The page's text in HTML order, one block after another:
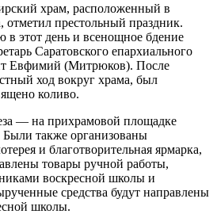
храм, расположенный в
отметил престольный праздник.
этот день и всенощное бдение
Саратовского епархиального
Евфимий (Митрюков). После
ход вокруг храма, был
коливо.
— на прихрамовой площадке
Были также организованы
и благотворительная ярмарка,
товары ручной работы,
воскресной школы и
средства будут направлены
школы.